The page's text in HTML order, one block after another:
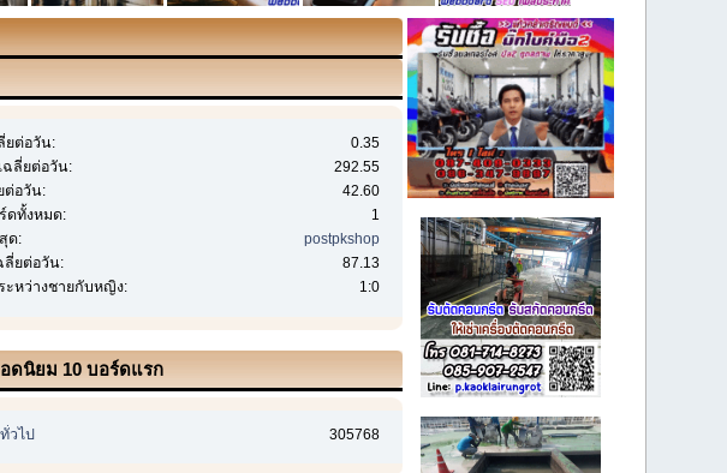
ยต่อวัน:
0.35
ฉลี่ยต่อวัน:
292.55
ต่อวัน:
42.60
ดทั้งหมด:
1
ด:
postpkshop
ลี่ยต่อวัน:
87.13
ะหว่างชายกับหญิง:
1:0
ดนิยม 10 บอร์ดแรก
วไป 305768